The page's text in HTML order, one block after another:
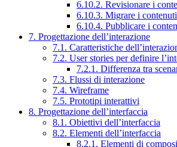
6.10.2. Revisionare i
6.10.3. Migrare i contenuti
6.10.4. Pubblicare i
7. Progettazione dell’interazione
7.1. Caratteristiche
7.2. User stories per definire
7.2.1. Differenza tra
7.3. Flussi di interazione
7.4. Wireframe
7.5. Prototipi interattivi
8. Progettazione dell’interfaccia
8.1. Obiettivi dell’interfaccia
8.2. Elementi dell’interfaccia
8.2.1. Elementi di